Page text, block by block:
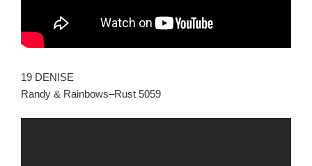
19 DENISE
Randy & Rainbows–Rust 5059